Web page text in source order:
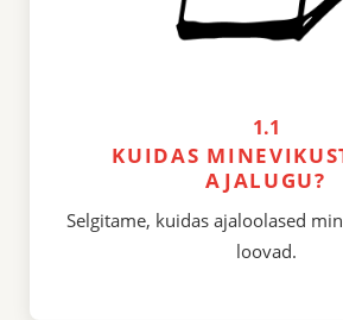
1.1
KUIDAS
AJALUGU?
Selgitame, kuidas ajaloolased
loovad.